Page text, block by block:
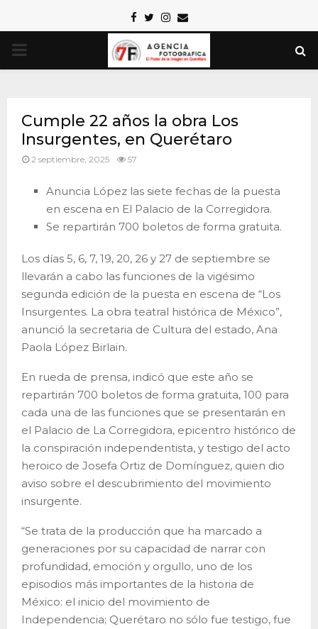
Facebook
TwitterInstagram
Email
PRIMARY
Cumple 22 años la obra Los
Insurgentes, en Querétaro
2 septiembre, 2025 57
Anuncia López las siete fechas de la puesta
en escena en El Palacio de la Corregidora.
Se repartirán 700 boletos de forma gratuita.
Los días 5, 6, 7, 19, 20, 26 y 27 de septiembre se
llevarán a cabo las funciones de la vigésimo
segunda edición de la puesta en escena de “Los
Insurgentes. La obra teatral histórica de México”,
anunció la secretaria de Cultura del estado, Ana
Paola López Birlain.
En rueda de prensa, indicó que este año se
repartirán 700 boletos de forma gratuita, 100 para
cada una de las funciones que se presentarán en
el Palacio de La Corregidora, epicentro histórico de
la conspiración independentista, y testigo del acto
heroico de Josefa Ortiz de Domínguez, quien dio
aviso sobre el descubrimiento del movimiento
insurgente.
“Se trata de la producción que ha marcado a
generaciones por su capacidad de narrar con
profundidad, emoción y orgullo, uno de los
episodios más importantes de la historia de
México: el inicio del movimiento de
Independencia; Querétaro no sólo fue testigo, fue